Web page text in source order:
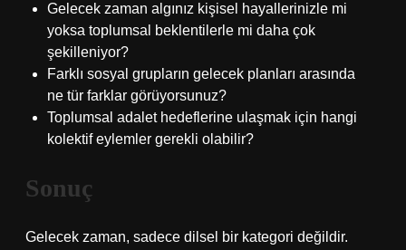
Gelecek zaman algınız kişisel hayallerinizle mi
yoksa toplumsal beklentilerle mi daha çok
şekilleniyor?
Farklı sosyal grupların gelecek planları arasında
ne tür farklar görüyorsunuz?
Toplumsal adalet hedeflerine ulaşmak için hangi
kolektif eylemler gerekli olabilir?
Sonuç
Gelecek zaman, sadece dilsel bir kategori değildir.